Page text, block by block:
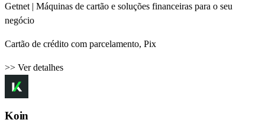
Getnet | Máquinas de cartão e soluções financeiras para o seu
negócio
Cartão de crédito com parcelamento, Pix
>> Ver detalhes
Koin